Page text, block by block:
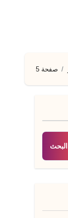
صفحة 5
البحث